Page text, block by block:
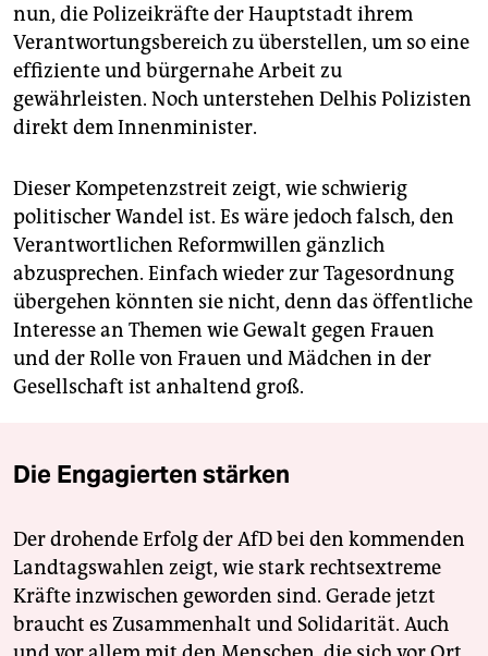
nun, die Polizeikräfte der Hauptstadt ihrem
Verantwortungsbereich zu überstellen, um so eine
effiziente und bürgernahe Arbeit zu
gewährleisten. Noch unterstehen Delhis Polizisten
direkt dem Innenminister.
Dieser Kompetenzstreit zeigt, wie schwierig
politischer Wandel ist. Es wäre jedoch falsch, den
Verantwortlichen Reformwillen gänzlich
abzusprechen. Einfach wieder zur Tagesordnung
übergehen könnten sie nicht, denn das öffentliche
Interesse an Themen wie Gewalt gegen Frauen
und der Rolle von Frauen und Mädchen in der
Gesellschaft ist anhaltend groß.
Die Engagierten stärken
Der drohende Erfolg der AfD bei den kommenden
Landtagswahlen zeigt, wie stark rechtsextreme
Kräfte inzwischen geworden sind. Gerade jetzt
braucht es Zusammenhalt und Solidarität. Auch